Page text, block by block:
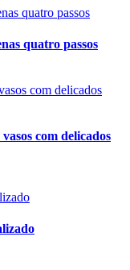
quatro passos
com delicados